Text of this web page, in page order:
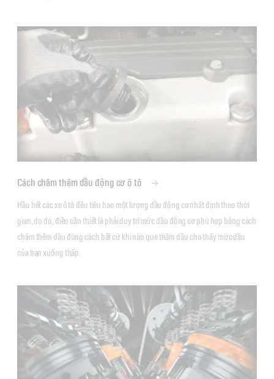
Cách châm thêm dầu động cơ ô tô
Hầu hết các xe ô tô đều tiêu hao một lượng dầu động cơ nhất định theo thời
gian, do đó, điều cần thiết là phải duy trì mức dầu động cơ phù hợp bằng cách
châm thêm dầu đúng cách bất cứ khi nào que thăm dầu cho thấy mức dầu
của bạn xuống thấp.